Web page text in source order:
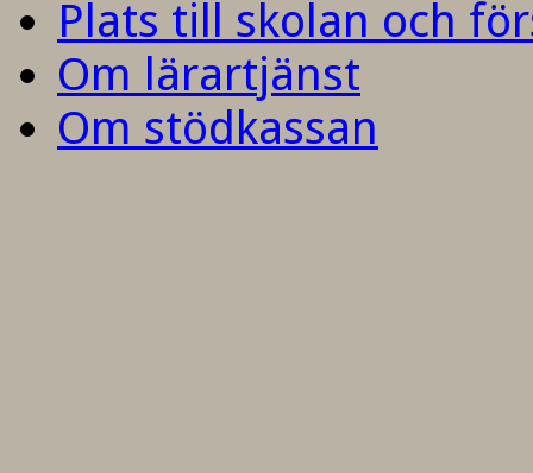
Plats till skolan och
Om lärartjänst
Om stödkassan